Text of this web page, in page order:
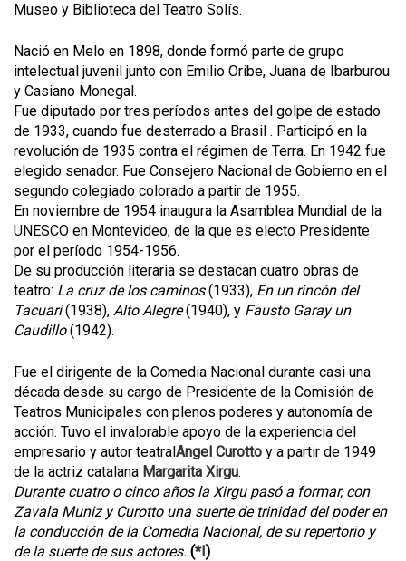
Museo y Biblioteca del Teatro Solís.
Nació en Melo en 1898, donde formó parte de grupo
intelectual juvenil junto con Emilio Oribe, Juana de Ibarburou
y Casiano Monegal.
Fue diputado por tres períodos antes del golpe de estado
de 1933, cuando fue desterrado a Brasil . Participó en la
revolución de 1935 contra el régimen de Terra. En 1942 fue
elegido senador. Fue Consejero Nacional de Gobierno en el
segundo colegiado colorado a partir de 1955.
En noviembre de 1954 inaugura la Asamblea Mundial de la
UNESCO en Montevideo, de la que es electo Presidente
por el período 1954-1956.
De su producción literaria se destacan cuatro obras de
teatro: La cruz de los caminos(1933), En un rincón del
Tacuarí(1938), Alto Alegre(1940), y Fausto Garay un
Caudillo(1942).
Fue el dirigente de la Comedia Nacional durante casi una
década desde su cargo de Presidente de la Comisión de
Teatros Municipales con plenos poderes y autonomía de
acción. Tuvo el invalorable apoyo de la experiencia del
empresario y autor teatralAngel Curotto y a partir de 1949
de la actriz catalana Margarita Xirgu.
Durante cuatro o cinco años la Xirgu pasó a formar, con
Zavala Muniz y Curotto una suerte de trinidad del poder en
la conducción de la Comedia Nacional, de su repertorio y
de la suerte de sus actores. (*I)